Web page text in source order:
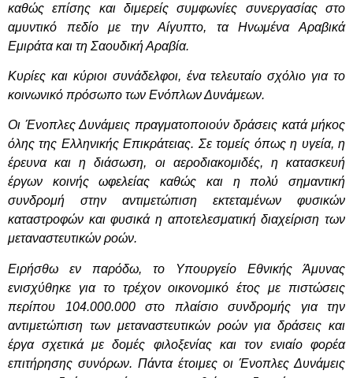
καθώς επίσης και διμερείς συμφωνίες συνεργασίας στο
αμυντικό πεδίο με την Αίγυπτο, τα Ηνωμένα Αραβικά
Εμιράτα και τη Σαουδική Αραβία.
Κυρίες και κύριοι συνάδελφοι, ένα τελευταίο σχόλιο για το
κοινωνικό πρόσωπο των Ενόπλων Δυνάμεων.
Οι Ένοπλες Δυνάμεις πραγματοποιούν δράσεις κατά μήκος
όλης της Ελληνικής Επικράτειας. Σε τομείς όπως η υγεία, η
έρευνα και η διάσωση, οι αεροδιακομιδές, η κατασκευή
έργων κοινής ωφελείας καθώς και η πολύ σημαντική
συνδρομή στην αντιμετώπιση εκτεταμένων φυσικών
καταστροφών και φυσικά η αποτελεσματική διαχείριση των
μεταναστευτικών ροών.
Ειρήσθω εν παρόδω, το Υπουργείο Εθνικής Άμυνας
ενισχύθηκε για το τρέχον οικονομικό έτος με πιστώσεις
περίπου 104.000.000 στο πλαίσιο συνδρομής για την
αντιμετώπιση των μεταναστευτικών ροών για δράσεις και
έργα σχετικά με δομές φιλοξενίας και τον ενιαίο φορέα
επιτήρησης συνόρων. Πάντα έτοιμες οι Ένοπλες Δυνάμεις